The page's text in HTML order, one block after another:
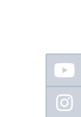
Floating